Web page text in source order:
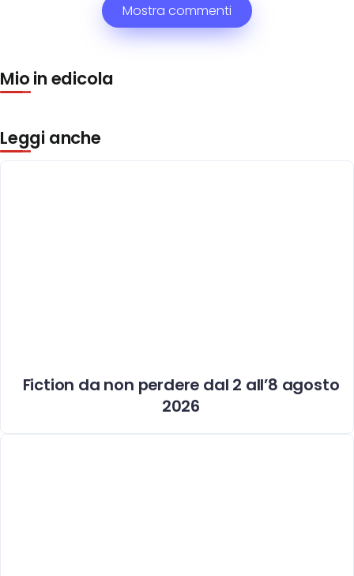
Mostra commenti
Mio in edicola
Leggi anche
Fiction da non perdere dal 2 all’8 agosto
2026